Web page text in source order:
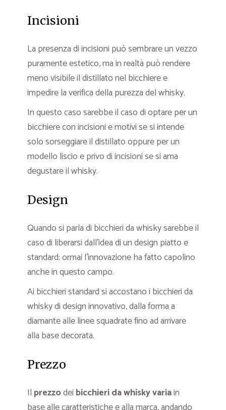
Incisioni
La presenza di incisioni può sembrare un vezzo
puramente estetico, ma in realtà può rendere
meno visibile il distillato nel bicchiere e
impedire la verifica della purezza del whisky.
In questo caso sarebbe il caso di optare per un
bicchiere con incisioni e motivi se si intende
solo sorseggiare il distillato oppure per un
modello liscio e privo di incisioni se si ama
degustare il whisky.
Design
Quando si parla di bicchieri da whisky sarebbe il
caso di liberarsi dall’idea di un design piatto e
standard: ormai l’innovazione ha fatto capolino
anche in questo campo.
Ai bicchieri standard si accostano i bicchieri da
whisky di design innovativo, dalla forma a
diamante alle linee squadrate fino ad arrivare
alla base decorata.
Prezzo
Il prezzodei bicchieri da whisky variain